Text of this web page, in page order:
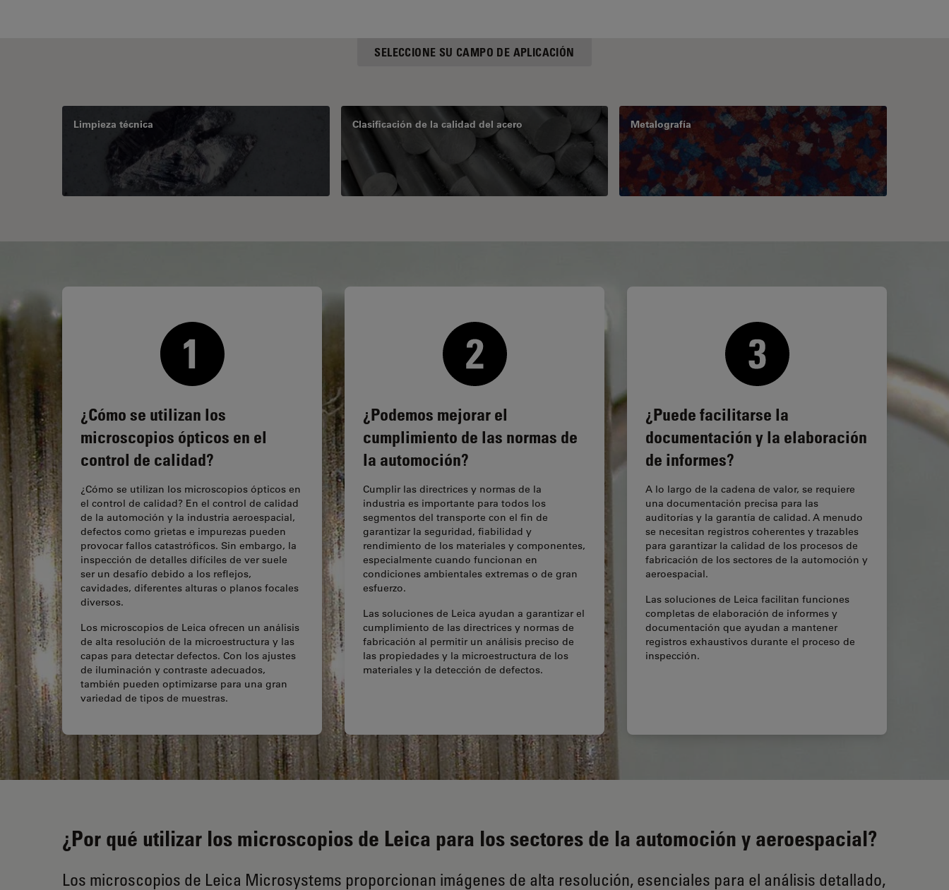
SELECCIONE SU CAMPO DE APLICACIÓN
Limpieza técnica Clasificación de la calidad del acero Metalografía
¿Cómo se utilizan los
microscopios ópticos en el
control de calidad?
¿Cómo se utilizan los microscopios ópticos en
el control de calidad? En el control de calidad
de la automoción y la industria aeroespacial,
defectos como grietas e impurezas pueden
provocar fallos catastróficos. Sin embargo, la
inspección de detalles difíciles de ver suele
ser un desafío debido a los reflejos,
cavidades, diferentes alturas o planos focales
diversos.
Los microscopios de Leica ofrecen un análisis
de alta resolución de la microestructura y las
capas para detectar defectos. Con los ajustes
de iluminación y contraste adecuados,
también pueden optimizarse para una gran
variedad de tipos de muestras.
¿Podemos mejorar el
cumplimiento de las normas de
la automoción?
Cumplir las directrices y normas de la
industria es importante para todos los
segmentos del transporte con el fin de
garantizar la seguridad, fiabilidad y
rendimiento de los materiales y componentes,
especialmente cuando funcionan en
condiciones ambientales extremas o de gran
esfuerzo.
Las soluciones de Leica ayudan a garantizar el
cumplimiento de las directrices y normas de
fabricación al permitir un análisis preciso de
las propiedades y la microestructura de los
materiales y la detección de defectos.
¿Puede facilitarse la
documentación y la elaboración
de informes?
A lo largo de la cadena de valor, se requiere
una documentación precisa para las
auditorías y la garantía de calidad. A menudo
se necesitan registros coherentes y trazables
para garantizar la calidad de los procesos de
fabricación de los sectores de la automoción y
aeroespacial.
Las soluciones de Leica facilitan funciones
completas de elaboración de informes y
documentación que ayudan a mantener
registros exhaustivos durante el proceso de
inspección.
¿Por qué utilizar los microscopios de Leica para los sectores de la automoción y aeroespacial?
Los microscopios de Leica Microsystems proporcionan imágenes de alta resolución, esenciales para el análisis detallado,